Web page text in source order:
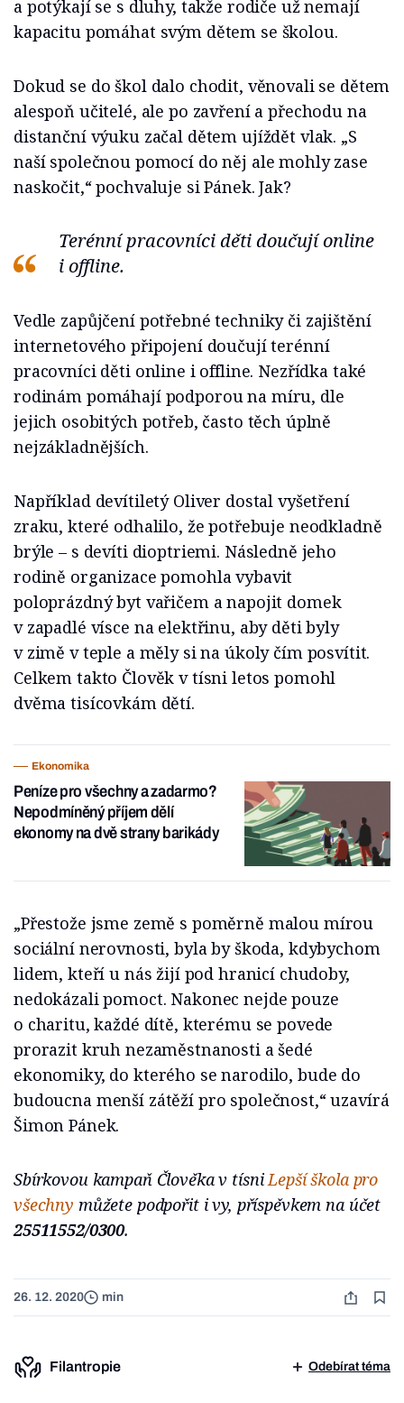
a potýkají se s dluhy, takže rodiče už nemají
kapacitu pomáhat svým dětem se školou.
Dokud se do škol dalo chodit, věnovali se dětem
alespoň učitelé, ale po zavření a přechodu na
distanční výuku začal dětem ujíždět vlak. „S
naší společnou pomocí do něj ale mohly zase
naskočit,“ pochvaluje si Pánek. Jak?
Terénní pracovníci děti doučují online
i offline.
Vedle zapůjčení potřebné techniky či zajištění
internetového připojení doučují terénní
pracovníci děti online i offline. Nezřídka také
rodinám pomáhají podporou na míru, dle
jejich osobitých potřeb, často těch úplně
nejzákladnějších.
Například devítiletý Oliver dostal vyšetření
zraku, které odhalilo, že potřebuje neodkladně
brýle – s devíti dioptriemi. Následně jeho
rodině organizace pomohla vybavit
poloprázdný byt vařičem a napojit domek
v zapadlé vísce na elektřinu, aby děti byly
v zimě v teple a měly si na úkoly čím posvítit.
Celkem takto Člověk v tísni letos pomohl
dvěma tisícovkám dětí.
Ekonomika
Peníze pro všechny a zadarmo?
Nepodmíněný příjem dělí
ekonomy na dvě strany barikády
„Přestože jsme země s poměrně malou mírou
sociální nerovnosti, byla by škoda, kdybychom
lidem, kteří u nás žijí pod hranicí chudoby,
nedokázali pomoct. Nakonec nejde pouze
o charitu, každé dítě, kterému se povede
prorazit kruh nezaměstnanosti a šedé
ekonomiky, do kterého se narodilo, bude do
budoucna menší zátěží pro společnost,“ uzavírá
Šimon Pánek.
Sbírkovou kampaň Člověka v tísni Lepší škola pro
všechny můžete podpořit i vy, příspěvkem na účet
25511552/0300.
26. 12. 2020 min
Filantropie Odebírat téma